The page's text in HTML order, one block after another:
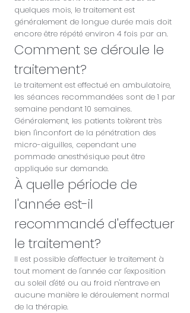
quelques mois, le traitement est
généralement de longue durée mais doit
encore être répété environ 4 fois par an.
Comment se déroule le
traitement?
Le traitement est effectué en ambulatoire,
les séances recommandées sont de 1 par
semaine pendant 10 semaines.
Généralement, les patients tolèrent très
bien l'inconfort de la pénétration des
micro-aiguilles, cependant une
pommade anesthésique peut être
appliquée sur demande.
À quelle période de
l'année est-il
recommandé d'effectuer
le traitement?
Il est possible d'effectuer le traitement à
tout moment de l'année car l'exposition
au soleil d'été ou au froid n'entrave en
aucune manière le déroulement normal
de la thérapie.